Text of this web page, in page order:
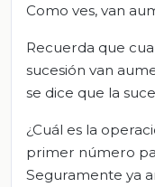
Como ves, van
Recuerda que
sucesión van
se dice que la
¿Cuál es la
primer número
Seguramente ya